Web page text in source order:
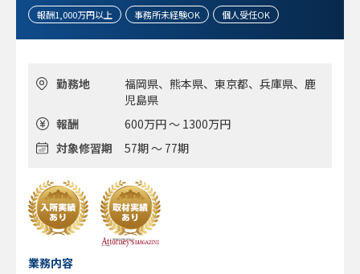
報酬1,000万円以上 事務所未経験OK 個人受任OK
勤務地
福岡県、熊本県、東京都、兵庫県、鹿
児島県
報酬
600万円 ～ 1300万円
対象修習期
57期 ～ 77期
業務内容